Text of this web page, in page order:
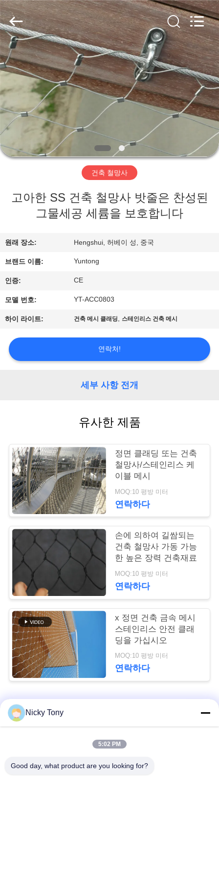
집
제
품
우
리
대
여
공
장
여
연
락
주
세
요
뉴
스
인
용
문
을
요
구
세
©
2017
-
2026
Anping
Yuntong
Metal
Wire
Mesh
Co.,Ltd.
All
Rights
Reserved.
건축 철망사
고아한 SS 건축 철망사 밧줄은 찬성된
그물세공 세륨을 보호합니다
원래 장소: Hengshui, 허베이 성, 중국
브랜드 이름: Yuntong
인증: CE
모델 번호: YT-ACC0803
하이 라이트: 건축 메시 클래딩, 스테인리스 건축 메시
연락처!
세부 사항 전개
유사한 제품
정면 클래딩 또는 건축
철망사/스테인리스 케
이블 메시
MOQ:10 평방 미터
연락하다
손에 의하여 길쌈되는
건축 철망사 가동 가능
한 높은 장력 건축재료
MOQ:10 평방 미터
연락하다
x 정면 건축 금속 메시
스테인리스 안전 클래
딩을 가십시오
MOQ:10 평방 미터
연락하다
동물원 철망사
난간 케이블 메시 새장 철사 그물세공
Nicky Tony
5:02 PM
Good day, what product are you looking for?